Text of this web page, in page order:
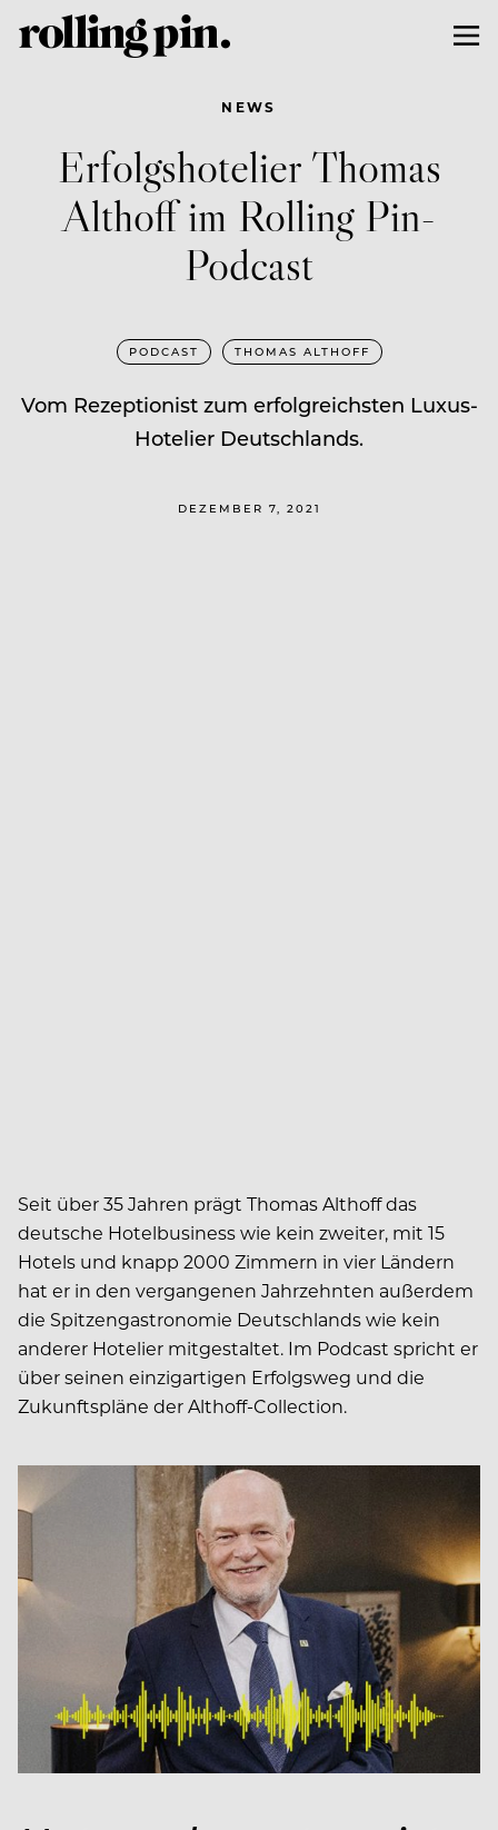
NEWS
Erfolgshotelier Thomas
Althoff im Rolling Pin-
Podcast
PODCAST THOMAS ALTHOFF
Vom Rezeptionist zum erfolgreichsten Luxus-
Hotelier Deutschlands.
DEZEMBER 7, 2021
Seit über 35 Jahren prägt Thomas Althoff das
deutsche Hotelbusiness wie kein zweiter, mit 15
Hotels und knapp 2000 Zimmern in vier Ländern
hat er in den vergangenen Jahrzehnten außerdem
die Spitzengastronomie Deutschlands wie kein
anderer Hotelier mitgestaltet. Im Podcast spricht er
über seinen einzigartigen Erfolgsweg und die
Zukunftspläne der Althoff-Collection.